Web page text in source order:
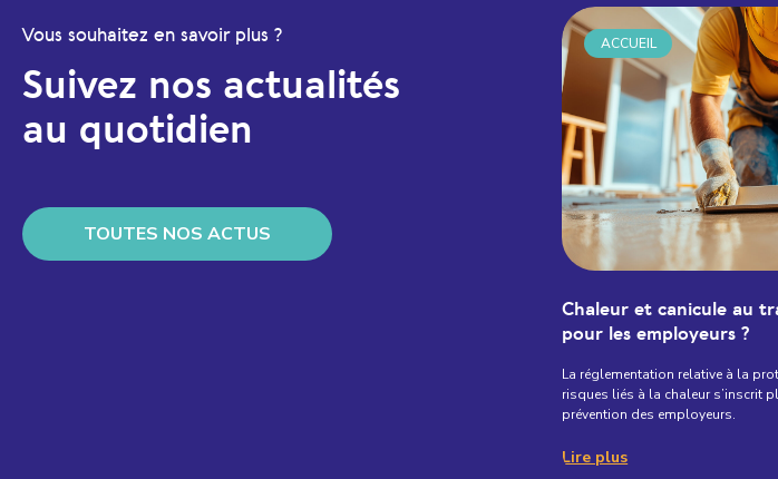
Vous souhaitez en savoir plus ?
Suivez nos actualités
au quotidien
TOUTES NOS ACTUS
ACCUEIL
Chaleur et canicule au
pour les employeurs ?
La réglementation relative à la
risques liés à la chaleur s’inscrit
prévention des employeurs.
Lire plus